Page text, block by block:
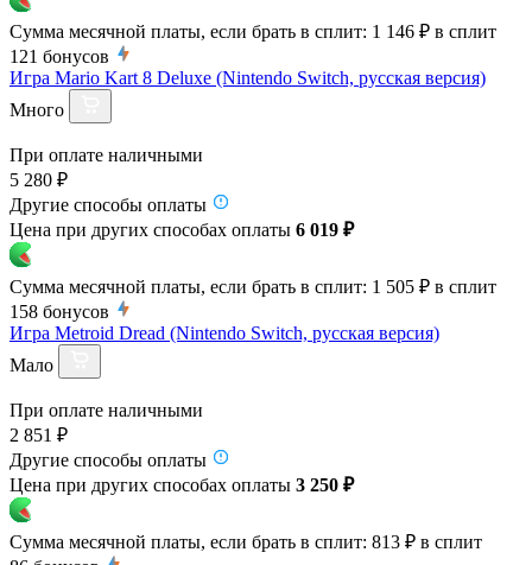
Сумма месячной платы, если брать в сплит: 1 146 ₽ в сплит
121 бонусов
Игра Mario Kart 8 Deluxe (Nintendo Switch, русская версия)
Много
При оплате наличными
5 280 ₽
Другие способы оплаты
Цена при других способах оплаты 6 019 ₽
Сумма месячной платы, если брать в сплит: 1 505 ₽ в сплит
158 бонусов
Игра Metroid Dread (Nintendo Switch, русская версия)
Мало
При оплате наличными
2 851 ₽
Другие способы оплаты
Цена при других способах оплаты 3 250 ₽
Сумма месячной платы, если брать в сплит: 813 ₽ в сплит